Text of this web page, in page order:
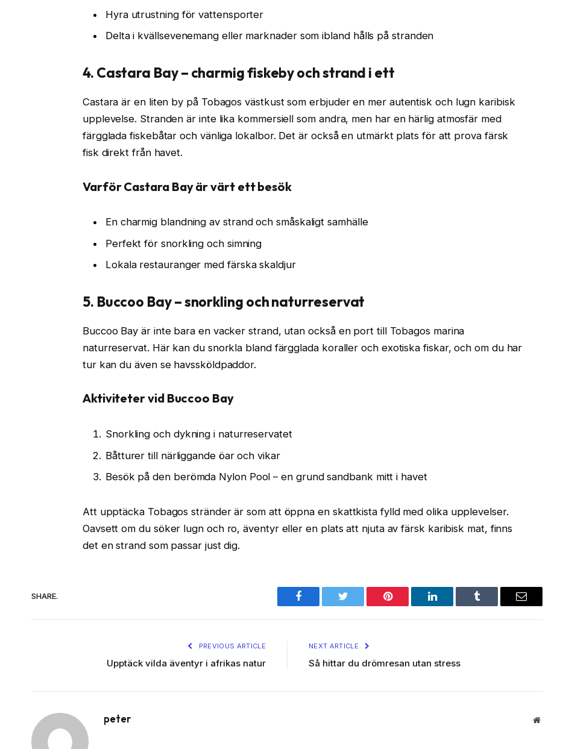
Hyra utrustning för vattensporter
Delta i kvällsevenemang eller marknader som ibland hålls på stranden
4. Castara Bay – charmig fiskeby och strand i ett
Castara är en liten by på Tobagos västkust som erbjuder en mer autentisk och lugn karibisk
upplevelse. Stranden är inte lika kommersiell som andra, men har en härlig atmosfär med
färgglada fiskebåtar och vänliga lokalbor. Det är också en utmärkt plats för att prova färsk
fisk direkt från havet.
Varför Castara Bay är värt ett besök
En charmig blandning av strand och småskaligt samhälle
Perfekt för snorkling och simning
Lokala restauranger med färska skaldjur
5. Buccoo Bay – snorkling och naturreservat
Buccoo Bay är inte bara en vacker strand, utan också en port till Tobagos marina
naturreservat. Här kan du snorkla bland färgglada koraller och exotiska fiskar, och om du har
tur kan du även se havssköldpaddor.
Aktiviteter vid Buccoo Bay
Snorkling och dykning i naturreservatet
Båtturer till närliggande öar och vikar
Besök på den berömda Nylon Pool – en grund sandbank mitt i havet
Att upptäcka Tobagos stränder är som att öppna en skattkista fylld med olika upplevelser.
Oavsett om du söker lugn och ro, äventyr eller en plats att njuta av färsk karibisk mat, finns
det en strand som passar just dig.
SHARE.
Facebook Twitter Pinterest LinkedIn Tumblr Email
PREVIOUS ARTICLE
Upptäck vilda äventyr i afrikas natur
NEXT ARTICLE
Så hittar du drömresan utan stress
peter Website